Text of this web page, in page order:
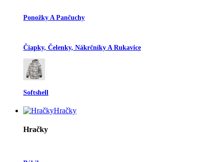
Ponožky A Pančuchy
Čiapky, Čelenky, Nákrčníky A Rukavice
Softshell
Hračky
Hračky